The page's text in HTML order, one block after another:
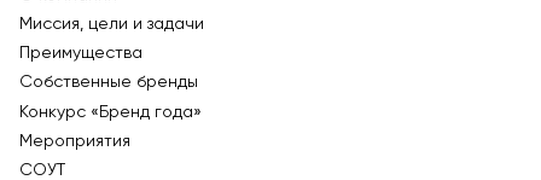
Миссия, цели и задачи
Преимущества
Собственные бренды
Конкурс «Бренд года»
Мероприятия
СОУТ